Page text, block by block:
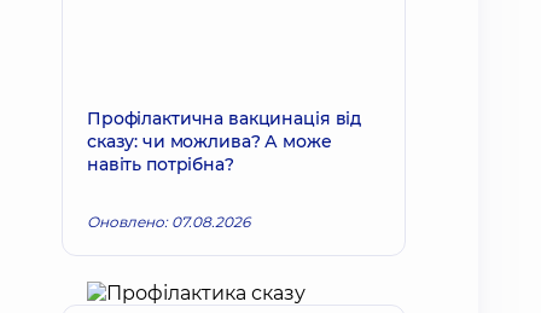
Профілактична вакцинація від
сказу: чи можлива? А може
навіть потрібна?
Оновлено: 07.08.2026